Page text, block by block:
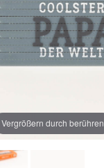
Vergrößern durch berühren